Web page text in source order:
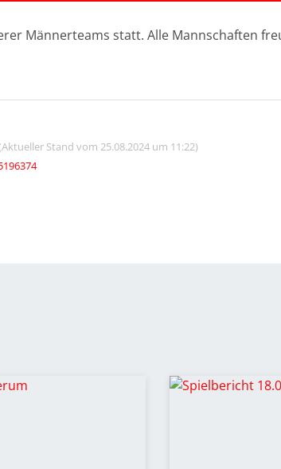
Männerteams statt. Alle Mannschaften
Stand vom 25.08.2024 um 11:22)